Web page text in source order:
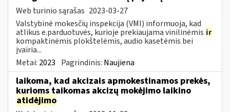
Web turinio sąrašas 2023-03-27
Valstybinė mokesčių inspekcija (VMI) informuoja, kad
atlikus e.parduotuvės, kurioje prekiaujama vinilinėmis ir
kompaktinėmis plokštelėmis, audio kasetėmis bei
įvairia...
Metai: 2023 Pagrindinis: Naujiena
laikoma, kad akcizais apmokestinamos prekės,
kurioms taikomas akcizų mokėjimo laikino
atidėjimo